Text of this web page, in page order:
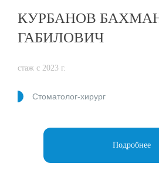
КУРБАНОВ
ГАБИЛОВИЧ
стаж с 2023 г.
Cтоматолог-хирург
Подробнее